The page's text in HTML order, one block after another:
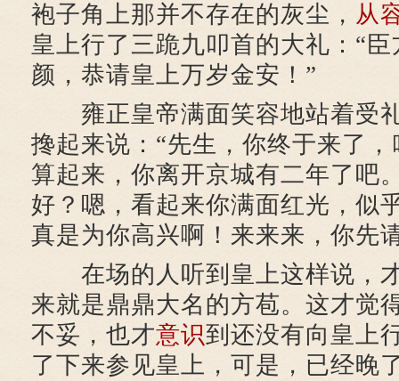
袍子角上那并不存在的灰尘， 从
皇上行了三跪九叩首的大礼：“
颜，恭请皇上万岁金安！”
雍正皇帝满面笑容地站着受
搀起来说：“先生，你终于来了
算起来，你离开京城有二年了吧
好？嗯，看起来你满面红光，似
真是为你高兴啊！来来来，你先
在场的人听到皇上这样说，
来就是鼎鼎大名的方苞。这才觉
不妥，也才意识到还没有向皇上
了下来参见皇上，可是，已经晚